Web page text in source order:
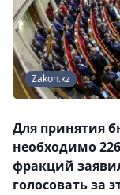
Zakon.kz
Для принятия
необходимо
фракций
голосовать за